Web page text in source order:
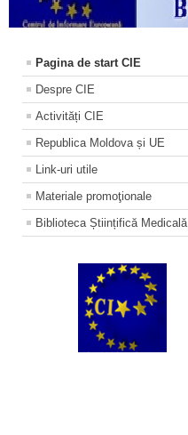
Pagina de start CIE
Despre CIE
Activități CIE
Republica Moldova și UE
Link-uri utile
Materiale promoţionale
Biblioteca Științifică Medicală